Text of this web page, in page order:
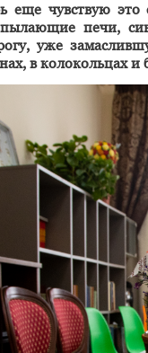
чувствую это
печи,
уже
в колокольцах